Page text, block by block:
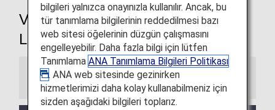
Vladivostok Uluslararası Havaalanı
Lounge'u
Bilgiler
bilgileri yalnızca onayınızla kullanılır. Ancak, bu
tür tanımlama bilgilerinin reddedilmesi bazı
web sitesi öğelerinin düzgün çalışmasını
engelleyebilir. Daha fazla bilgi için lütfen
Tanımlama ANA Tanımlama Bilgileri Politikası
. ANA web sitesinde gezinirken
hizmetlerimizi daha kolay kullanabilmeniz için
sizden aşağıdaki bilgileri toplarız.